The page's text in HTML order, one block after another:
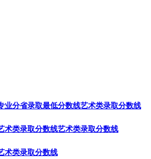
业分省录取最低分数线艺术类录取分数线
术类录取分数线艺术类录取分数线
术类录取分数线